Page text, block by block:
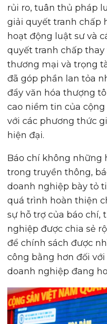
rủi ro, tuân thủ pháp
giải quyết tranh chấp
hoạt động luật sư và
quyết tranh chấp
thương mại và trọng
đã góp phần lan tỏa
đẩy văn hóa thượng
cao niềm tin của
với các phương thức
hiện đại.
Báo chí không những
trong truyền thông,
doanh nghiệp bày tỏ
quá trình hoàn thiện
sự hỗ trợ của báo chí,
nghiệp được chia sẻ
để chính sách được
công bằng hơn đối
doanh nghiệp đang